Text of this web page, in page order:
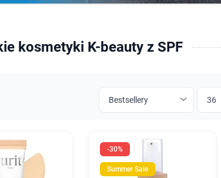
kosmetyki K-beauty z SPF
-30%
Summer Sale